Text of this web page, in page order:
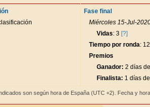
Fase final
Miércoles 15-Jul-
Vidas: 3 [?]
Tiempo por ronda:
Premios
Ganador: 2 días
Finalista: 1 días
son según hora de España (UTC +2). Fecha y